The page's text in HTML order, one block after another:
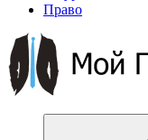
Право